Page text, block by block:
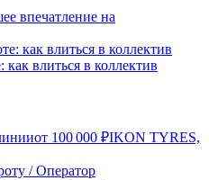
впечатление на
влиться в коллектив
от 100 000 ₽IKON TYRES,
/ Оператор